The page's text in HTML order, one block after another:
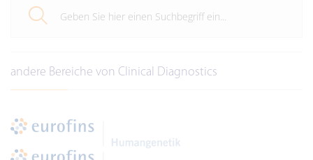
andere Bereiche von Clinical Diagnostics